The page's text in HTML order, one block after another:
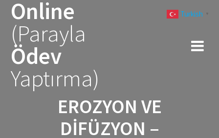
Online
(Parayla
Ödev
Yaptırma)
EROZYON VE
DIFÜZYON –
Turkish ▼